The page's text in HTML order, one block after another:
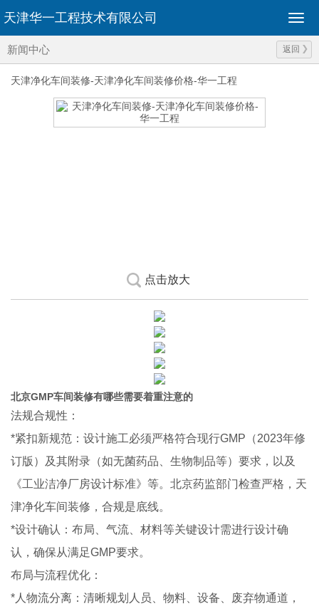
天津华一工程技术有限公司
新闻中心 返回
天津净化车间装修-天津净化车间装修价格-华一工程
点击放大
北京GMP车间装修有哪些需要着重注意的
法规合规性：
*紧扣新规范：设计施工必须严格符合现行GMP（2023年修
订版）及其附录（如无菌药品、生物制品等）要求，以及
《工业洁净厂房设计标准》等。北京药监部门检查严格，天
津净化车间装修，合规是底线。
*设计确认：布局、气流、材料等关键设计需进行设计确
认，确保从满足GMP要求。
布局与流程优化：
*人物流分离：清晰规划人员、物料、设备、废弃物通道，